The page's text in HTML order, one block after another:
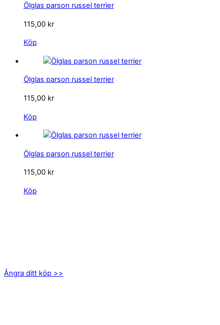
Ölglas parson russel terrier
115,00 kr
Köp
Ölglas parson russel terrier
115,00 kr
Köp
Ölglas parson russel terrier
115,00 kr
Köp
Ångra ditt köp >>